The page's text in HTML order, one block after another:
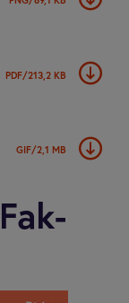
PDF/213,2 KB
GIF/2,1 MB